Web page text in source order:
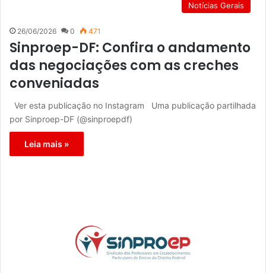
Notícias Gerais
26/06/2026 0 471
Sinproep-DF: Confira o andamento
das negociações com as creches
conveniadas
Ver esta publicação no Instagram Uma publicação partilhada
por Sinproep-DF (@sinproepdf)
Leia mais »